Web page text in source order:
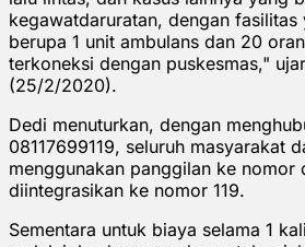
kegawatdaruratan, dengan
berupa 1 unit ambulans dan 20
terkoneksi dengan puskesmas,"
(25/2/2020).
Dedi menuturkan, dengan
08117699119, seluruh masyarakat
menggunakan panggilan ke nomor
diintegrasikan ke nomor 119.
Sementara untuk biaya selama 1